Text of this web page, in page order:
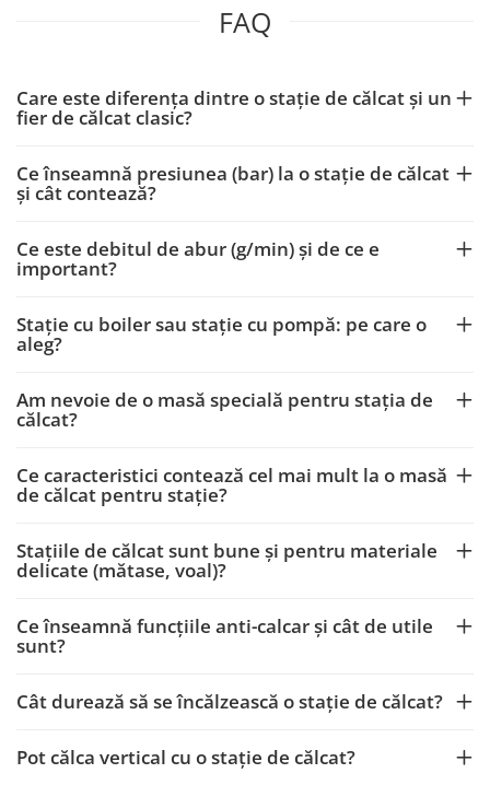
FAQ
Care este diferența dintre o stație de călcat și un
fier de călcat clasic?
Ce înseamnă presiunea (bar) la o stație de călcat
și cât contează?
Ce este debitul de abur (g/min) și de ce e
important?
Stație cu boiler sau stație cu pompă: pe care o
aleg?
Am nevoie de o masă specială pentru stația de
călcat?
Ce caracteristici contează cel mai mult la o masă
de călcat pentru stație?
Stațiile de călcat sunt bune și pentru materiale
delicate (mătase, voal)?
Ce înseamnă funcțiile anti-calcar și cât de utile
sunt?
Cât durează să se încălzească o stație de călcat?
Pot călca vertical cu o stație de călcat?